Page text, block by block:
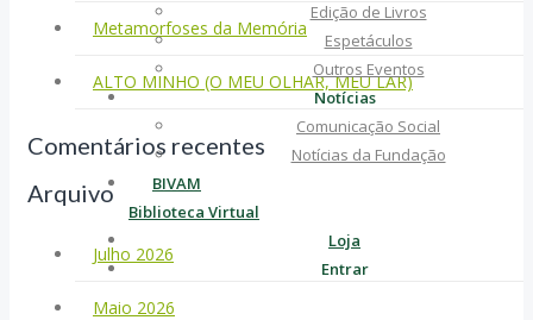
Edição de Livros
Espetáculos
Outros Eventos
Notícias
Comunicação Social
Notícias da Fundação
BIVAM
Biblioteca Virtual
Loja
Entrar
Metamorfoses da Memória
ALTO MINHO (O MEU OLHAR, MEU LAR)
Comentários recentes
Arquivo
Julho 2026
Maio 2026